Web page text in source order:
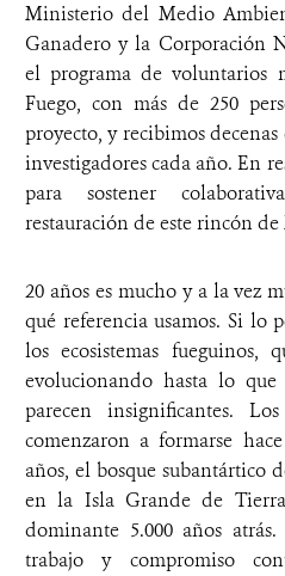
Ministerio del Medio
Ganadero y la Corporación
el programa de voluntarios
Fuego, con más de 250
proyecto, y recibimos
investigadores cada año. En
para sostener
restauración de este rincón de
20 años es mucho y a la vez
qué referencia usamos. Si lo
los ecosistemas fueguinos,
evolucionando hasta lo que
parecen insignificantes.
comenzaron a formarse
años, el bosque subantártico
en la Isla Grande de
dominante 5.000 años
trabajo y compromiso